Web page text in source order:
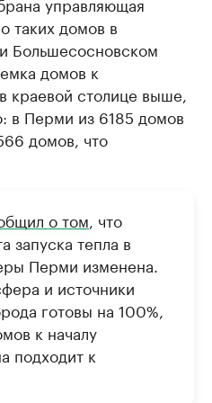
таких домов в
Большесосновском
домов к
краевой столице выше,
в Перми из 6185 домов
домов, что
о том , что
запуска тепла в
Перми изменена.
и источники
готовы на 100%,
к началу
подходит к